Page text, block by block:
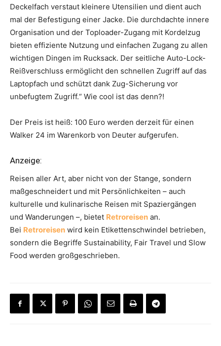
Deckelfach verstaut kleinere Utensilien und dient auch
mal der Befestigung einer Jacke. Die durchdachte innere
Organisation und der Toploader-Zugang mit Kordelzug
bieten effiziente Nutzung und einfachen Zugang zu allen
wichtigen Dingen im Rucksack. Der seitliche Auto-Lock-
Reißverschluss ermöglicht den schnellen Zugriff auf das
Laptopfach und schützt dank Zug-Sicherung vor
unbefugtem Zugriff.“ Wie cool ist das denn?!
Der Preis ist heiß: 100 Euro werden derzeit für einen
Walker 24 im Warenkorb von Deuter aufgerufen.
Anzeige:
Reisen aller Art, aber nicht von der Stange, sondern
maßgeschneidert und mit Persönlichkeiten – auch
kulturelle und kulinarische Reisen mit Spaziergängen
und Wanderungen –, bietet Retroreisen an.
Bei Retroreisen wird kein Etikettenschwindel betrieben,
sondern die Begriffe Sustainability, Fair Travel und Slow
Food werden großgeschrieben.